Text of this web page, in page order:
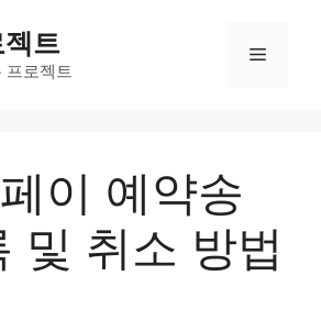
트
프로젝트
메
이 예약송
및 취소 방법